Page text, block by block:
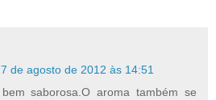
de agosto de 2012 às 14:51
saborosa.O aroma também se